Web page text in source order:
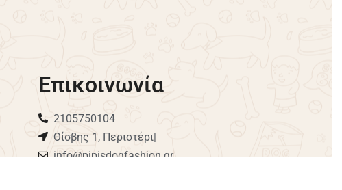
Επικοινωνία
2105750104
Θίσβης 1, Περιστέρι|
info@pipisdogfashion.gr